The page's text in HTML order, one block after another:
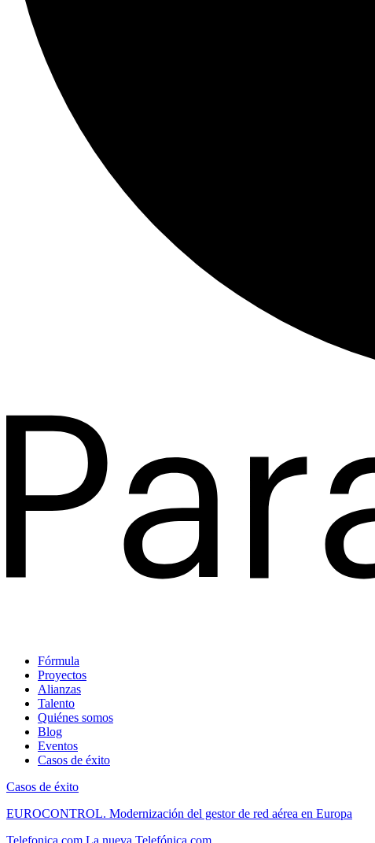
Fórmula
Proyectos
Alianzas
Talento
Quiénes somos
Blog
Eventos
Casos de éxito
Casos de éxito
EUROCONTROL. Modernización del gestor de red aérea en Europa
Telefonica.com La nueva Telefónica.com